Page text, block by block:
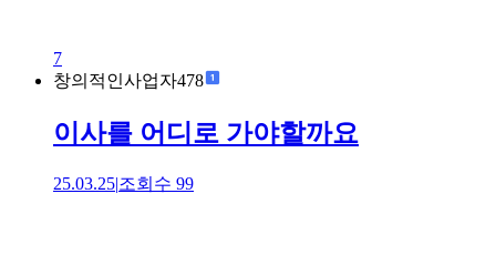
7
창의적인사업자478
이사를 어디로 가야할까요
25.03.25|조회수 99